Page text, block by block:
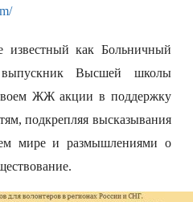
известный как Больничный
Высшей школы
ЖЖ акции в поддержку
подкрепляя высказывания
мире и размышлениями о